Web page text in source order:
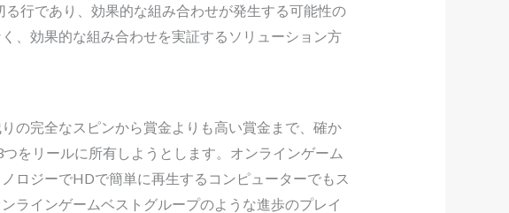
行であり、効果的な組み合わせが発生する可能性の
、効果的な組み合わせを実証するソリューション方
の完全なスピンから賞金よりも高い賞金まで、確か
をリールに所有しようとします。オンラインゲーム
ロジーでHDで簡単に再生するコンピューターでもス
ラインゲームベストグループのような進歩のプレイ